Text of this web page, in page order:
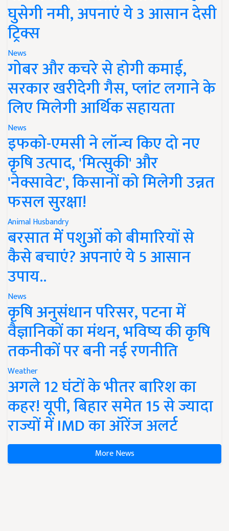
घुसेगी नमी, अपनाएं ये 3 आसान देसी
ट्रिक्स
News
गोबर और कचरे से होगी कमाई,
सरकार खरीदेगी गैस, प्लांट लगाने के
लिए मिलेगी आर्थिक सहायता
News
इफको-एमसी ने लॉन्च किए दो नए
कृषि उत्पाद, 'मित्सुकी' और
'नेक्सावेट', किसानों को मिलेगी उन्नत
फसल सुरक्षा!
Animal Husbandry
बरसात में पशुओं को बीमारियों से
कैसे बचाएं? अपनाएं ये 5 आसान
उपाय..
News
कृषि अनुसंधान परिसर, पटना में
वैज्ञानिकों का मंथन, भविष्य की कृषि
तकनीकों पर बनी नई रणनीति
Weather
अगले 12 घंटों के भीतर बारिश का
कहर! यूपी, बिहार समेत 15 से ज्यादा
राज्यों में IMD का ऑरेंज अलर्ट
More News